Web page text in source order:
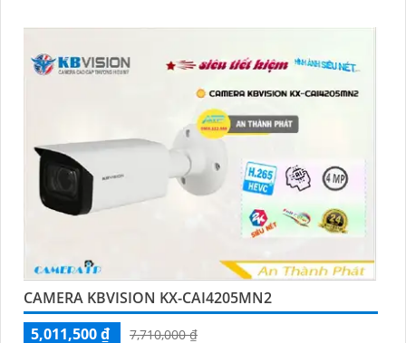
CAMERA KBVISION KX-CAI4205MN2
5,011,500 ₫
7,710,000 ₫